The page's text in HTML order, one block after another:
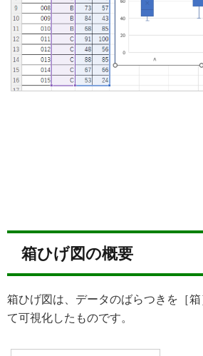
箱ひげ図の概要
箱ひげ図は、データのばらつきを［
て可視化したものです。